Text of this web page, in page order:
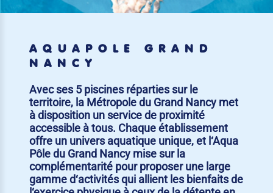
AQUAPÔLE GRAND
NANCY
Avec ses 5 piscines réparties sur le
territoire, la Métropole du Grand Nancy met
à disposition un service de proximité
accessible à tous. Chaque établissement
offre un univers aquatique unique, et l‘Aqua
Pôle du Grand Nancy mise sur la
complémentarité pour proposer une large
gamme d‘activités qui allient les bienfaits de